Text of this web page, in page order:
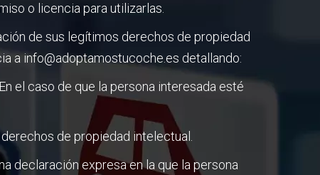
o licencia para utilizarlas.
de sus legítimos derechos de propiedad
a info@adoptamostucoche.es detallando:
el caso de que la persona interesada esté
de propiedad intelectual.
declaración expresa en la que la persona